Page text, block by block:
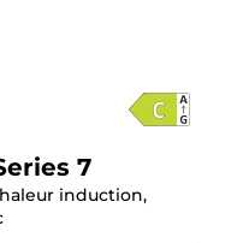
7
induction,